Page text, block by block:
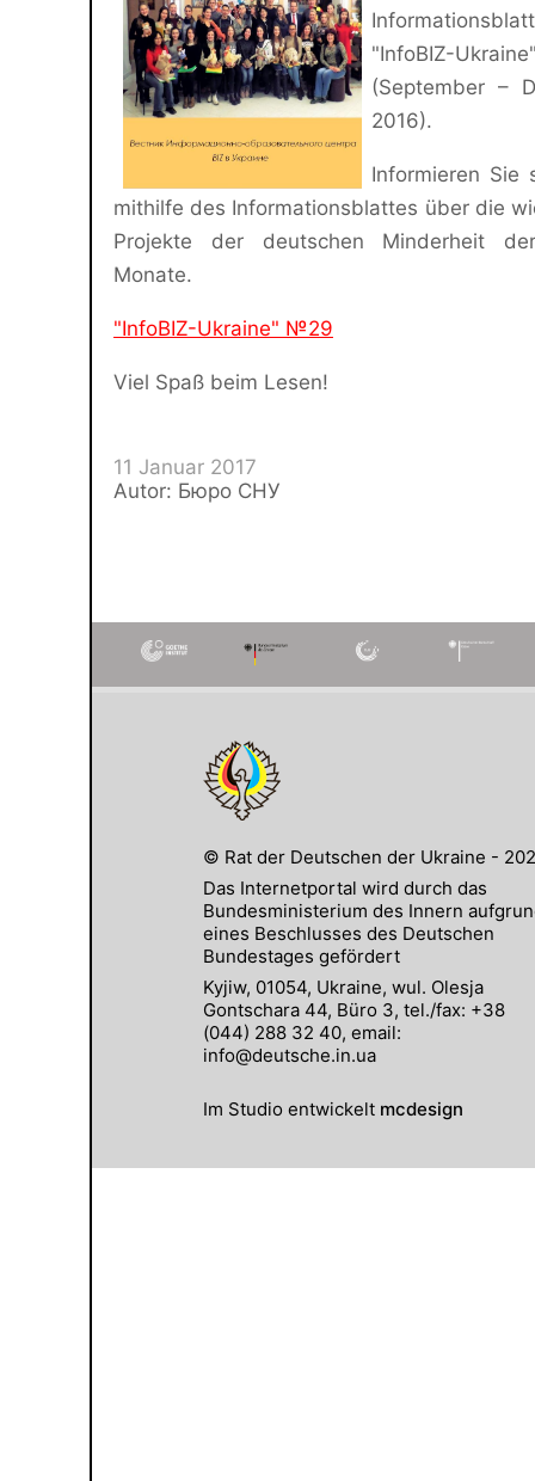
"InfoBIZ-
(September –
2016).
Informieren Sie
mithilfe des Informationsblattes über die
Projekte der deutschen Minderheit
Monate.
"InfoBIZ-Ukraine" №29
Viel Spaß beim Lesen!
11 Januar 2017
Autor: Бюро СНУ
© Rat der Deutschen der Ukraine -
Das Internetportal wird durch das
Bundesministerium des Innern
eines Beschlusses des Deutschen
Bundestages gefördert
Kyjiw, 01054, Ukraine, wul. Olesja
Gontschara 44, Büro 3, tel./fax: +38
(044) 288 32 40, email:
info@deutsche.in.ua
Im Studio entwickelt mcdesign